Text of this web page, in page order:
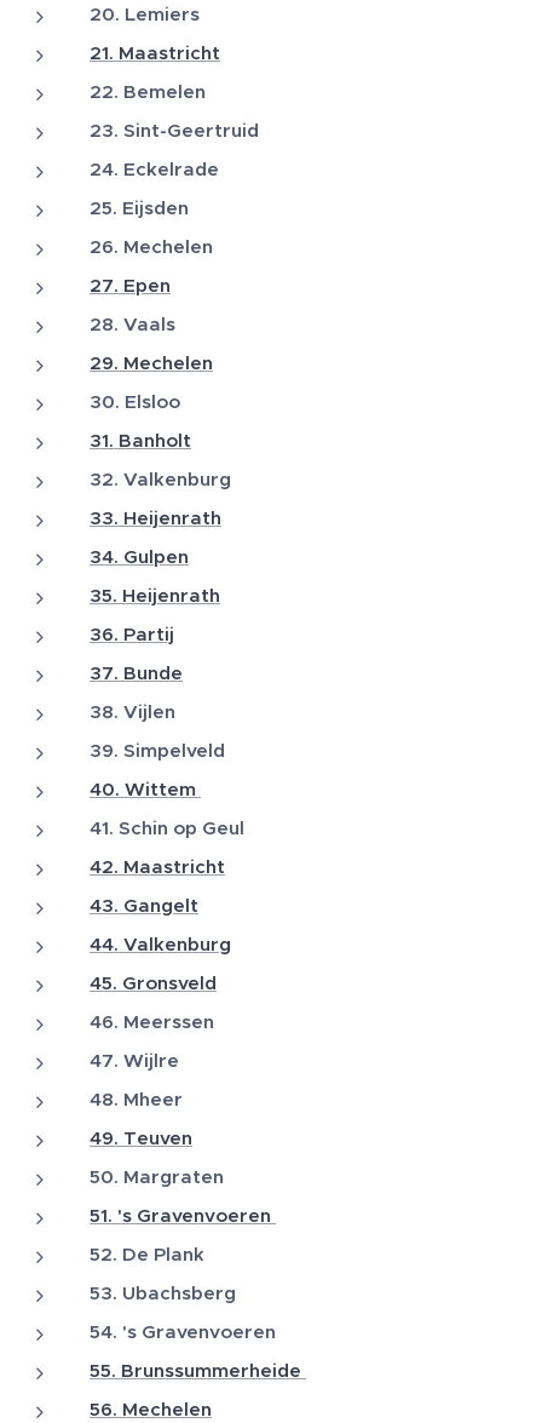
20. Lemiers
21. Maastricht
22. Bemelen
23. Sint-Geertruid
24. Eckelrade
25. Eijsden
26. Mechelen
27. Epen
28. Vaals
29. Mechelen
30. Elsloo
31. Banholt
32. Valkenburg
33. Heijenrath
34. Gulpen
35. Heijenrath
36. Partij
37. Bunde
38. Vijlen
39. Simpelveld
40. Wittem
41. Schin op Geul
42. Maastricht
43. Gangelt
44. Valkenburg
45. Gronsveld
46. Meerssen
47. Wijlre
48. Mheer
49. Teuven
50. Margraten
51. 's Gravenvoeren
52. De Plank
53. Ubachsberg
54. 's Gravenvoeren
55. Brunssummerheide
56. Mechelen